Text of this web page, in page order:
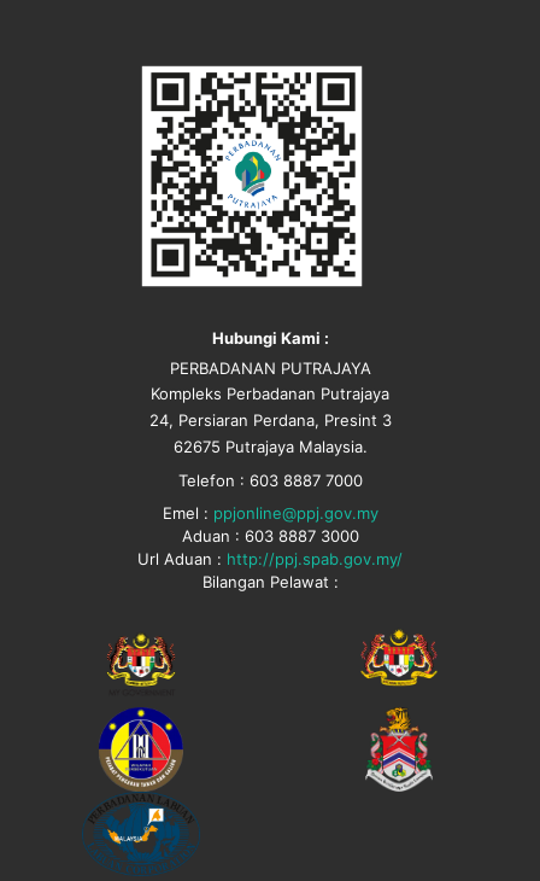
Hubungi Kami :
PERBADANAN PUTRAJAYA
Kompleks Perbadanan Putrajaya
24, Persiaran Perdana, Presint 3
62675 Putrajaya Malaysia.
Telefon : 603 8887 7000
Emel : ppjonline@ppj.gov.my
Aduan : 603 8887 3000
Url Aduan : http://ppj.spab.gov.my/
Bilangan Pelawat :